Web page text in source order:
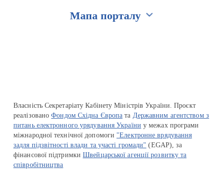
Мапа порталу
Власність Секретаріату Кабінету Міністрів України. Проєкт
реалізованоФондом Східна Європа та Державним агентством з
питань електронного урядування України у межах програми
міжнародної технічної допомоги "Електронне врядування
задля підзвітності влади та участі громади" (EGAP), за
фінансової підтримкиШвейцарської агенції розвитку та
співробітництва